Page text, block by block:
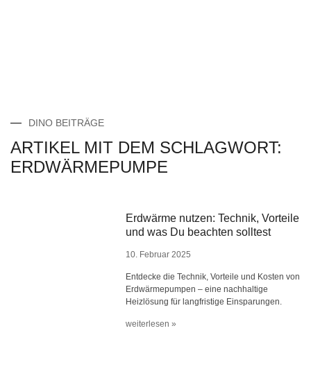
DINO BEITRÄGE
ARTIKEL MIT DEM SCHLAGWORT:
ERDWÄRMEPUMPE
Erdwärme nutzen: Technik, Vorteile
und was Du beachten solltest
10. Februar 2025
Entdecke die Technik, Vorteile und Kosten von
Erdwärmepumpen – eine nachhaltige
Heizlösung für langfristige Einsparungen.
weiterlesen »